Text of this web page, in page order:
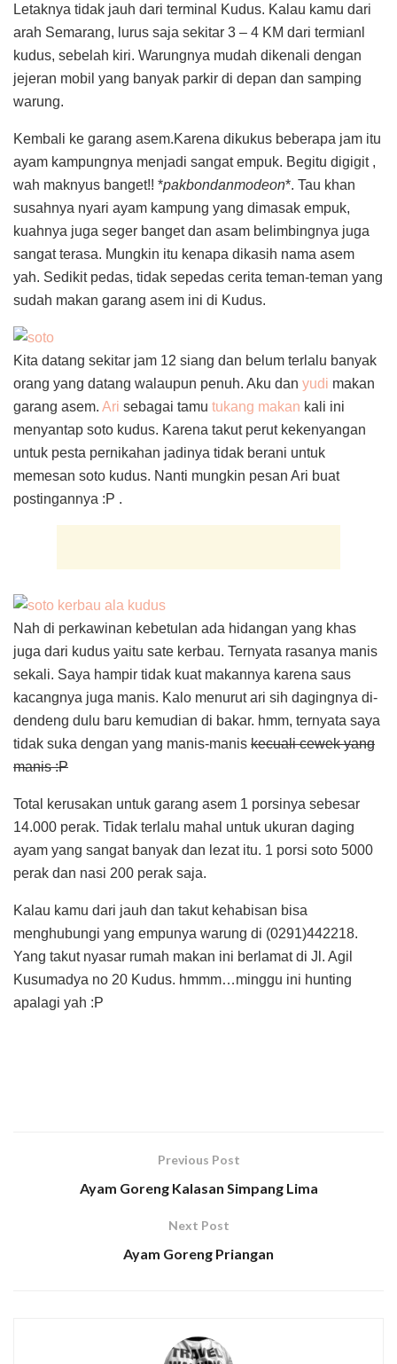
Letaknya tidak jauh dari terminal Kudus. Kalau kamu dari
arah Semarang, lurus saja sekitar 3 – 4 KM dari termianl
kudus, sebelah kiri. Warungnya mudah dikenali dengan
jejeran mobil yang banyak parkir di depan dan samping
warung.
Kembali ke garang asem.Karena dikukus beberapa jam itu
ayam kampungnya menjadi sangat empuk. Begitu digigit ,
wah maknyus banget!! *pakbondanmodeon*. Tau khan
susahnya nyari ayam kampung yang dimasak empuk,
kuahnya juga seger banget dan asam belimbingnya juga
sangat terasa. Mungkin itu kenapa dikasih nama asem
yah. Sedikit pedas, tidak sepedas cerita teman-teman yang
sudah makan garang asem ini di Kudus.
Kita datang sekitar jam 12 siang dan belum terlalu banyak
orang yang datang walaupun penuh. Aku dan yudi makan
garang asem. Ari sebagai tamu tukang makan kali ini
menyantap soto kudus. Karena takut perut kekenyangan
untuk pesta pernikahan jadinya tidak berani untuk
memesan soto kudus. Nanti mungkin pesan Ari buat
postingannya :P .
Nah di perkawinan kebetulan ada hidangan yang khas
juga dari kudus yaitu sate kerbau. Ternyata rasanya manis
sekali. Saya hampir tidak kuat makannya karena saus
kacangnya juga manis. Kalo menurut ari sih dagingnya di-
dendeng dulu baru kemudian di bakar. hmm, ternyata saya
tidak suka dengan yang manis-manis kecuali cewek yang
manis :P
Total kerusakan untuk garang asem 1 porsinya sebesar
14.000 perak. Tidak terlalu mahal untuk ukuran daging
ayam yang sangat banyak dan lezat itu. 1 porsi soto 5000
perak dan nasi 200 perak saja.
Kalau kamu dari jauh dan takut kehabisan bisa
menghubungi yang empunya warung di (0291)442218.
Yang takut nyasar rumah makan ini berlamat di Jl. Agil
Kusumadya no 20 Kudus. hmmm…minggu ini hunting
apalagi yah :P
Previous Post
Ayam Goreng Kalasan Simpang Lima
Next Post
Ayam Goreng Priangan